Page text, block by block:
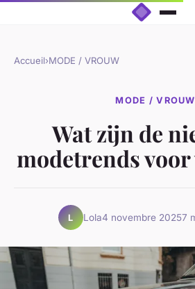
Accueil›MODE / VROUW
MODE / VROUW
Wat zijn de
modetrends
L Lola4 novembre 20257